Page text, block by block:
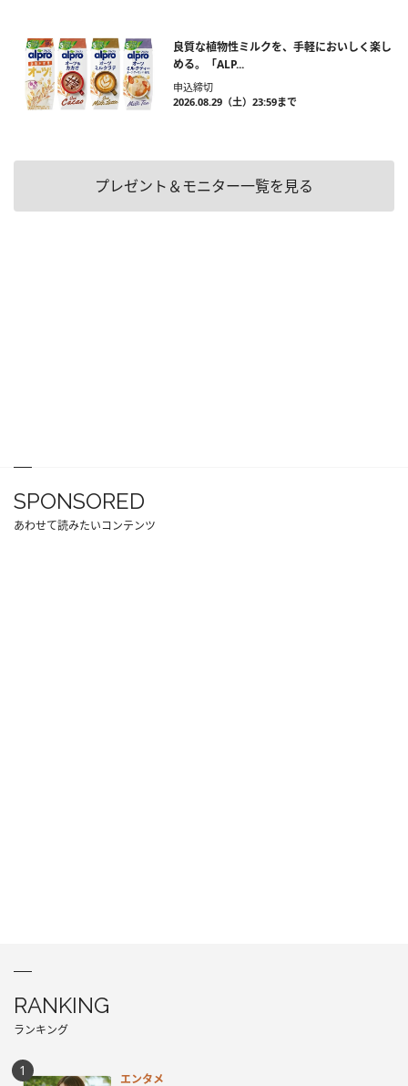
良質な植物性ミルクを、手軽においしく楽し
める。「ALP...
申込締切
2026.08.29（土）23:59まで
プレゼント＆モニター一覧を見る
SPONSORED
あわせて読みたいコンテンツ
RANKING
ランキング
エンタメ